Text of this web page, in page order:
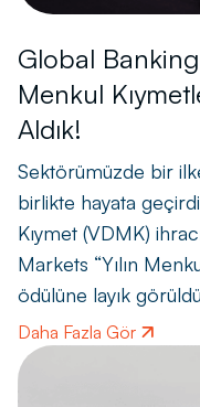
Global Banking
Menkul
Aldık!
Sektörümüzde bir
birlikte hayata
Kıymet (VDMK)
Markets “Yılın
ödülüne layık
Daha Fazla Gör